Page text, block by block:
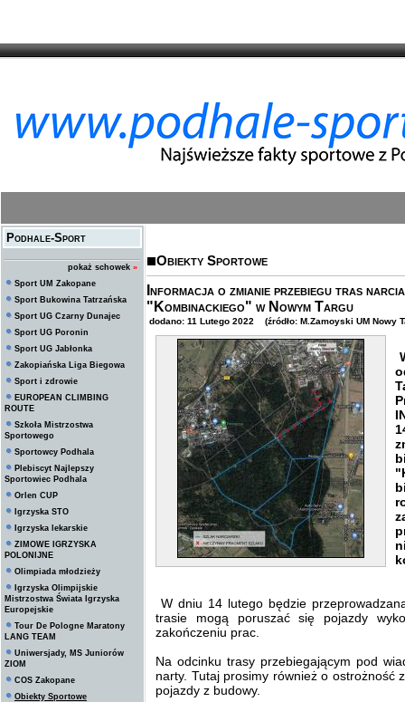
Podhale-Sport
pokaż schowek »
Sport UM Zakopane
Sport Bukowina Tatrzańska
Sport UG Czarny Dunajec
Sport UG Poronin
Sport UG Jabłonka
Zakopiańska Liga Biegowa
Sport i zdrowie
EUROPEAN CLIMBING
ROUTE
Szkoła Mistrzostwa
Sportowego
Sportowcy Podhala
Plebiscyt Najlepszy
Sportowiec Podhala
Orlen CUP
Igrzyska STO
Igrzyska lekarskie
ZIMOWE IGRZYSKA
POLONIJNE
Olimpiada młodzieży
Igrzyska Olimpijskie
Mistrzostwa Świata Igrzyska
Europejskie
Tour De Pologne Maratony
LANG TEAM
Uniwersjady, MS Juniorów
ZIOM
COS Zakopane
Obiekty Sportowe
Obiekty Sportowe
Informacja o zmianie przebiegu tras
"Kombinackiego" w Nowym Targu
dodano: 11 Lutego 2022 (źródło: M.Zamoyski UM Nowy
W dniu 14 lutego będzie
trasie mogą poruszać się pojazdy
zakończeniu prac.
Na odcinku trasy przebiegającym pod
narty. Tutaj prosimy również o ostrożność
pojazdy z budowy.